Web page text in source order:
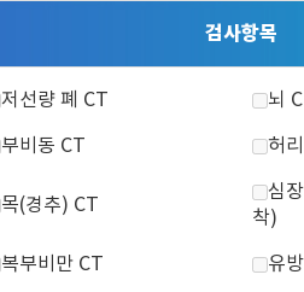
검사항목
저선량 폐 CT 뇌
부비동 CT 허
목(경추) CT
심
착)
복부비만 CT 유